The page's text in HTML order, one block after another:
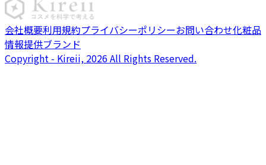
会社概要利用規約プライバシーポリシーお問い合わせ化粧品
情報提供ブランド
Copyright - Kireii, 2026 All Rights Reserved.